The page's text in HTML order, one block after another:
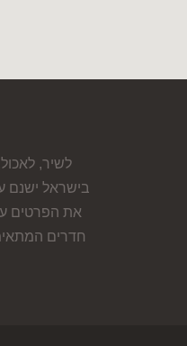
לשיר,
בישראל ישנם
את הפרטים
חדרים